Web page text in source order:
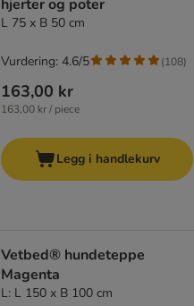
hjerter og poter
L 75 x B 50 cm
163,00 kr
163,00 kr / piece
Vurdering: 4.6/5 (108)
Legg i handlekurv
Vetbed® hundeteppe
Magenta
L: L 150 x B 100 cm